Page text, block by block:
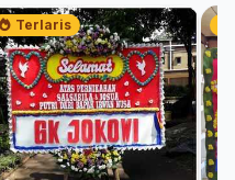
Terlaris